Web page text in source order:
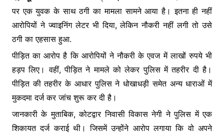
o
k
p
g
er
पर एक युवक के साथ ठगी का मामला सामने आया है। इतना ही नहीं
आरोपियों ने ज्वाइनिंग लेटर भी दिया, लेकिन नौकरी नहीं लगी तो उसे
ठगी का एहसास हुआ.
पीड़ित का आरोप है कि आरोपियों ने नौकरी के एवज में लाखों रुपये भी
हड़प लिए। वहीं, पीड़ित ने मामले को लेकर पुलिस में तहरीर दी है।
पीड़ित की तहरीर के आधार पुलिस ने धोखाधड़ी समेत अन्य धाराओं में
मुकदमा दर्ज कर जांच शुरू कर दी है।
जानकारी के मुताबिक, कोटद्वार निवासी विकास नेगी ने पुलिस में एक
शिकायत दर्ज कराई थी। जिसमें उन्होंने आरोप लगाया कि वो अपने